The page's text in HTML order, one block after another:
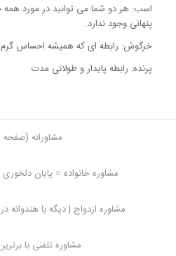
اسب: هر دو شما می توانید در مورد
پنهانی وجود ندارد.
خرگوش: رابطه ای که همیشه احساس
پرنده: رابطه پایدار و طولانی مدت
مشاورانه
مشاوره خانواده = پایان
مشاوره ازدواج | دیگه با هندوانه
مشاوره تلفنی با
مشاهده همه تست
6- در یک جزیره دور افتاده، تنها یک